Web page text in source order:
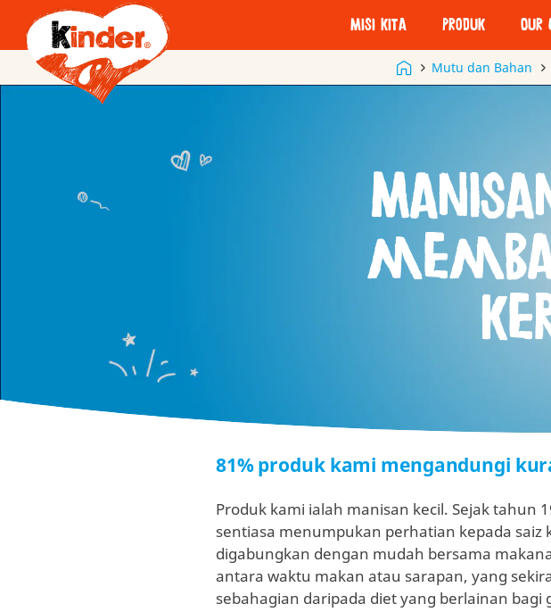
Misi kita
A little a lot
Produk Our
Mutu dan Bahan
81% produk kami mengandungi
Produk kami ialah manisan kecil. Sejak tahun
sentiasa menumpukan perhatian kepada
digabungkan dengan mudah bersama
antara waktu makan atau sarapan, yang
sebahagian daripada diet yang berlainan bagi